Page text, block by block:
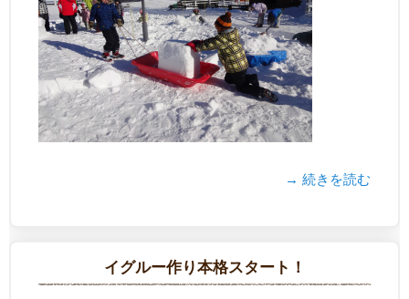
→ 続きを読む
イグルー作り本格スタート！